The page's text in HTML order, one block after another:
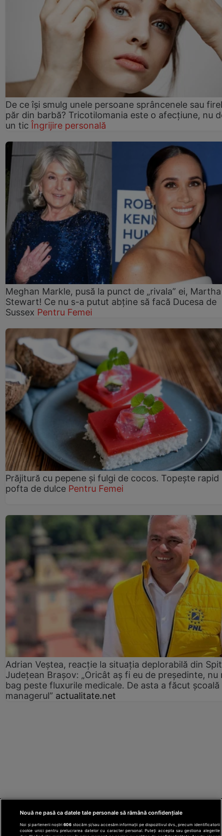
De ce își smulg unele persoane sprâncenele sau
păr din barbă? Tricotilomania este o afecțiune, nu
un tic Îngrijire personală
Meghan Markle, pusă la punct de „rivala” ei, Martha
Stewart! Ce nu s-a putut abține să facă Ducesa de
Sussex Pentru Femei
Prăjitură cu pepene şi fulgi de cocos. Topește rapid
pofta de dulce Pentru Femei
Adrian Veștea, reacție la situația deplorabilă din
Județean Brașov: „Oricât aș fi eu de președinte, nu
bag peste fluxurile medicale. De asta a făcut școală
managerul” actualitate.net
Nouă ne pasă ca datele tale personale să rămână confidențiale
Noi și partenerii noștri606 stocăm și/sau accesăm informații pe dispozitivul dvs., precum identificatorii
cookie unici pentru prelucrarea datelor cu caracter personal. Puteți accepta sau gestiona alegerile